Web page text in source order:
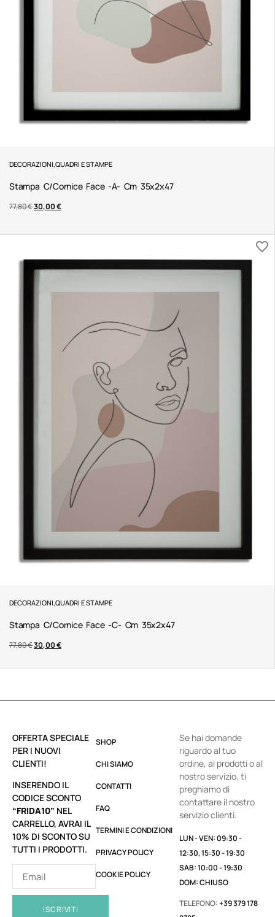
DECORAZIONI,QUADRI E STAMPE
Stampa C/cornice Face -a- Cm 35x2x47
77,80€30,00€
DECORAZIONI,QUADRI E STAMPE
Stampa C/cornice Face -c- Cm 35x2x47
77,80€30,00€
OFFERTA SPECIALE
PER I NUOVI
CLIENTI!
INSERENDO IL
CODICE SCONTO
“FRIDA10” NEL
CARRELLO, AVRAI IL
10% DI SCONTO SU
TUTTI I PRODOTTI.
ISCRIVITI
SHOP
CHI SIAMO
CONTATTI
FAQ
TERMINI E CONDIZIONI
PRIVACY POLICY
COOKIE POLICY
Se hai domande
riguardo al tuo
ordine, ai prodotti o al
nostro servizio, ti
preghiamo di
contattare il nostro
servizio clienti.
LUN - VEN: 09:30 -
12:30, 15:30 - 19:30
SAB: 10:00 - 19:30
DOM: CHIUSO
TELEFONO:+39 379 178